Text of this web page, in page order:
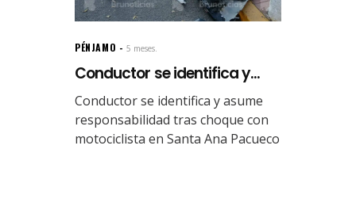
PÉNJAMO 5 meses.
Conductor se identifica y...
Conductor se identifica y asume
responsabilidad tras choque con
motociclista en Santa Ana Pacueco